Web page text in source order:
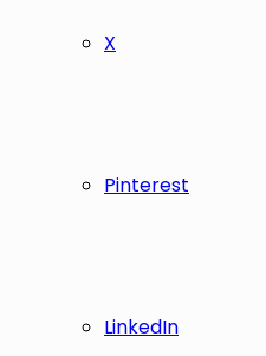
X
Pinterest
LinkedIn